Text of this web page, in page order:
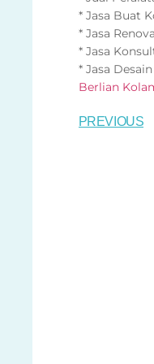
* Jasa Buat
* Jasa
* Jasa
* Jasa
Berlian
PREVIOUS